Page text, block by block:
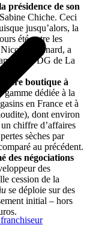
présidence de son
Chiche. Ceci
jusqu’alors, la
été entre les
Bernard, a
PDG de La
boutique à
gamme dédiée à la
en France et à
dont environ
chiffre d’affaires
sèches par
au précédent.
des négociations
des
cession de la
se déploie sur des
initial – hors